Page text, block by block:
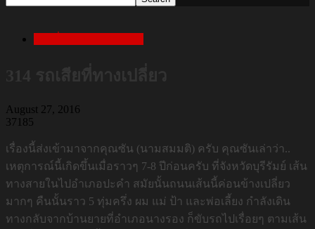
August 27, 2016
37185
เรื่องนี้ส่งเข้ามาจากคุณซัน (นามสมมติ) ครับ คุณซันเล่าว่า..
เหตุการณ์นี้เกิดขึ้นเมื่อราวๆ 7-8 ปีก่อนครับ ที่จังหวัดบุรีรัมย์ เส้น
ทางสายในไปอำเภอปะคำ สมัยนั้นถนนเส้นนี้ค่อนข้างเปลี่ยว
มากๆ คืนนั้นราว 5 ทุ่มครึ่ง ผม แม่ ป้า และพ่อเลี้ยง กำลังเดิน
ทางกลับจากบ้านยายที่อำเภอนางรอง ก็ขับรถไปเรื่อยๆ ตามเส้น